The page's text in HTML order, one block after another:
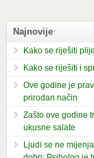
Najnovije
Kako se riješiti
Kako se riješiti i
Ove godine je
prirodan način
Zašto ove godine
ukusne salate
Ljudi se ne